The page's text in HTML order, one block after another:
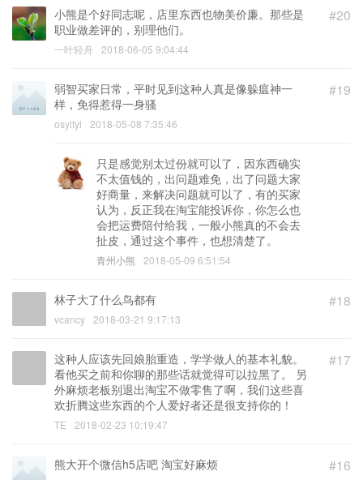
#20
小熊是个好同志呢，店里东西也物美价廉。那些是
职业做差评的，别理他们。
一叶轻舟 2018-06-05 9:04:44
#19
弱智买家日常，平时见到这种人真是像躲瘟神一
样，免得惹得一身骚
osyltyl 2018-05-08 7:35:46
只是感觉别太过份就可以了，因东西确实
不太值钱的，出问题难免，出了问题大家
好商量，来解决问题就可以了，有的买家
认为，反正我在淘宝能投诉你，你怎么也
会把运费陪付给我，一般小熊真的不会去
扯皮，通过这个事件，也想清楚了。
青州小熊 2018-05-09 6:51:54
#18
林子大了什么鸟都有
vcancy 2018-03-21 9:17:13
#17
这种人应该先回娘胎重造，学学做人的基本礼貌。
看他买之前和你聊的那些话就觉得可以拉黑了。 另
外麻烦老板别退出淘宝不做零售了啊，我们这些喜
欢折腾这些东西的个人爱好者还是很支持你的！
TE 2018-02-23 10:19:47
#16
熊大开个微信h5店吧 淘宝好麻烦